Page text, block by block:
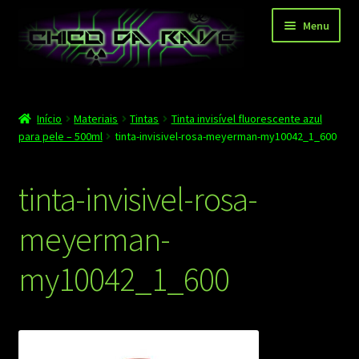
para
navegação
para
Menu
Depoimentos
Carrinho
Finalizar compra
Minha conta
Início Materiais Tintas
Tinta invisível fluorescente azul
para pele – 500ml
tinta-invisivel-rosa-meyerman-my10042_1_600
tinta-invisivel-rosa-
meyerman-
my10042_1_600